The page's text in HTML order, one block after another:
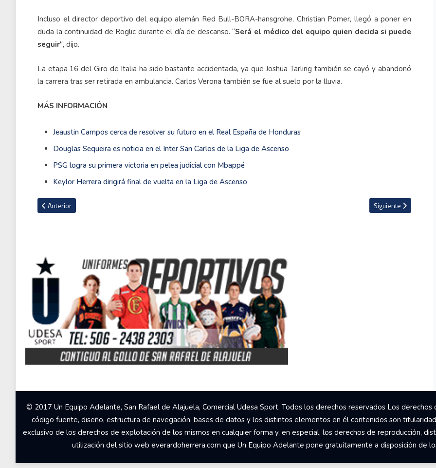
Incluso el director deportivo del equipo alemán Red Bull-BORA-hansgrohe, Christian Pömer, llegó a poner en
duda la continuidad de Roglic durante el día de descanso. “Será el médico del equipo quien decida si puede
seguir", dijo.
La etapa 16 del Giro de Italia ha sido bastante accidentada, ya que Joshua Tarling también se cayó y abandonó
la carrera tras ser retirada en ambulancia. Carlos Verona también se fue al suelo por la lluvia.
MÁS INFORMACIÓN
Jeaustin Campos cerca de resolver su futuro en el Real España de Honduras
Douglas Sequeira es noticia en el Inter San Carlos de la Liga de Ascenso
PSG logra su primera victoria en pelea judicial con Mbappé
Keylor Herrera dirigirá final de vuelta en la Liga de Ascenso
Artículo anterior: Kenneth Tencio avanza en la Copa del Mundo de BMX
Anterior Artículo siguiente:
Siguiente
© 2017 Un Equipo Adelante, San Rafael de Alajuela, Comercial Udesa Sport. Todos los derechos reservados Los
código fuente, diseño, estructura de navegación, bases de datos y los distintos elementos en él contenidos son
exclusivo de los derechos de explotación de los mismos en cualquier forma y, en especial, los derechos de reproducción,
utilización del sitio web everardoherrera.com que Un Equipo Adelante pone gratuitamente a disposición de